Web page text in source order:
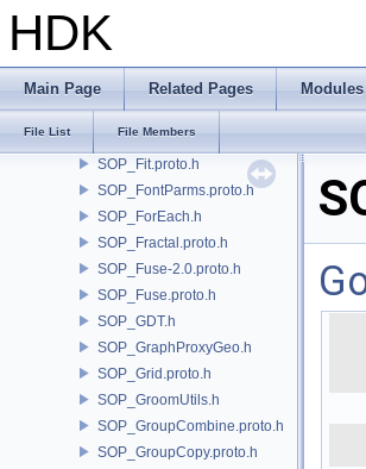
HDK
Main Page Related Pages Modules
File List File Members
SOP_FeatherAttribInterpolate.proto.h
SOP_FeatherRayCore.proto.h
SOP_FeatherTemplateInterpolate.proto.h
SOP_File.proto.h
SOP_Fit.proto.h
SOP_FontParms.proto.h
SOP_ForEach.h
SOP_Fractal.proto.h
SOP_Fuse-2.0.proto.h
SOP_Fuse.proto.h
SOP_GDT.h
SOP_GraphProxyGeo.h
SOP_Grid.proto.h
SOP_GroomUtils.h
SOP_GroupCombine.proto.h
SOP_GroupCopy.proto.h